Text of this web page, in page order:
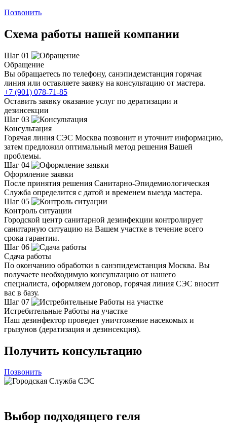
Позвонить
Схема работы нашей компании
Шаг 01
Обращение
Вы обращаетесь по телефону, санэпидемстанция горячая
линия или оставляете заявку на консультацию от мастера.
+7 (901) 078-71-85
Оставить заявку оказание услуг по дератизации и
дезинсекции
Шаг 03
Консультация
Горячая линия СЭС Москва позвонит и уточнит информацию,
затем предложил оптимальный метод решения Вашей
проблемы.
Шаг 04
Оформление заявки
После принятия решения Санитарно-Эпидемиологическая
Служба определится с датой и временем выезда мастера.
Шаг 05
Контроль ситуации
Городской центр санитарной дезинфекции контролирует
санитарную ситуацию на Вашем участке в течение всего
срока гарантии.
Шаг 06
Сдача работы
По окончанию обработки в санэпидемстанция Москва. Вы
получаете необходимую консультацию от нашего
специалиста, оформляем договор, горячая линия СЭС вносит
вас в базу.
Шаг 07
Истребительные Работы на участке
Наш дезинфектор проведет уничтожение насекомых и
грызунов (дератизация и дезинсекция).
Получить консультацию
Позвонить
Выбор подходящего геля